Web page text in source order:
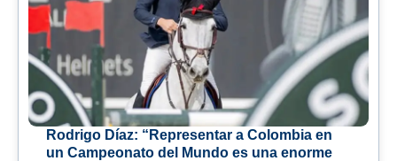
Rodrigo Díaz: “Representar a Colombia en
un Campeonato del Mundo es una enorme